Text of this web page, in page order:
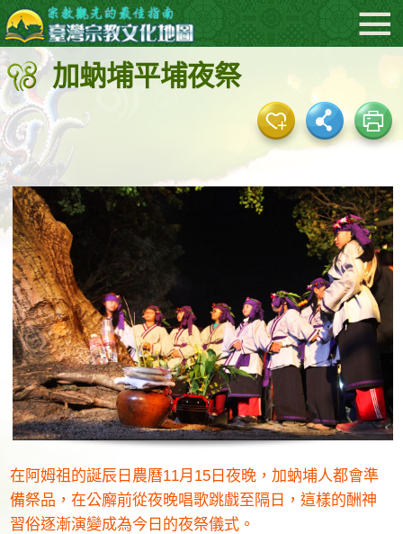
跳
到
主
要
內
容
區
塊
:::
加蚋埔平埔夜祭
在阿姆祖的誕辰日農曆11月15日夜晚，加蚋埔人都會準
備祭品，在公廨前從夜晚唱歌跳戲至隔日，這樣的酬神
習俗逐漸演變成為今日的夜祭儀式。